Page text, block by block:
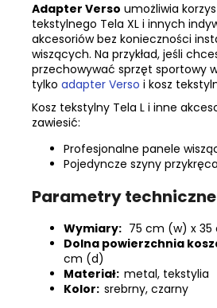
Adapter Verso umożliwia
tekstylnego Tela XL i innych
akcesoriów bez konieczności
wiszących. Na przykład, jeśli
przechowywać sprzęt sportowy
tylko adapter Verso i kosz
Kosz tekstylny Tela L i inne
zawiesić:
Profesjonalne panele
Pojedyncze szyny
Parametry techniczne
Wymiary: 75 cm (w) x
Dolna powierzchnia
cm (d)
Materiał: metal, tekstylia
Kolor: srebrny, czarny